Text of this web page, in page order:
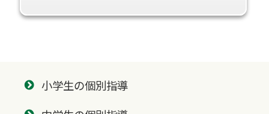
小学生の個別指導